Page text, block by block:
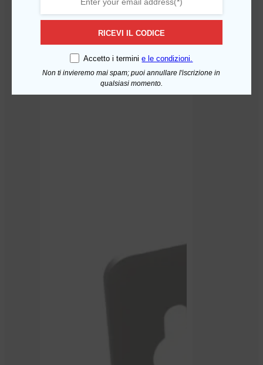
Aggiungi al carrello
Kit Manutenzione Acquamark
Danubio – 12 Mesi
35,88€
RICEVI IL CODICE
Accetto i terminie le condizioni.
Non ti invieremo mai spam; puoi annullare l'iscrizione in
qualsiasi momento.